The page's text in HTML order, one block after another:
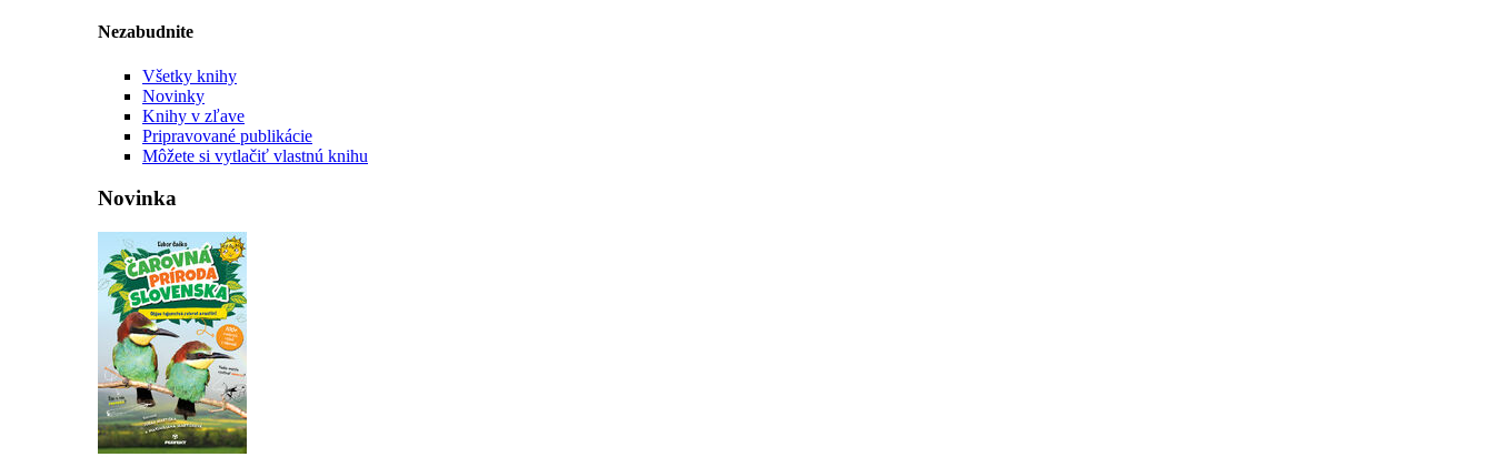
Nezabudnite
Všetky knihy
Novinky
Knihy v zľave
Pripravované publikácie
Môžete si vytlačiť vlastnú knihu
Novinka